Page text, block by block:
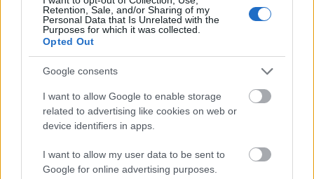
Retention, Sale, and/or Sharing of my
Personal Data that Is Unrelated with the
Purposes for which it was collected.
Opted Out
Google consents
I want to allow Google to enable storage
related to advertising like cookies on web or
device identifiers in apps.
I want to allow my user data to be sent to
Google for online advertising purposes.